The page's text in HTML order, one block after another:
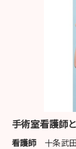
手術室看護師
看護師 十条武